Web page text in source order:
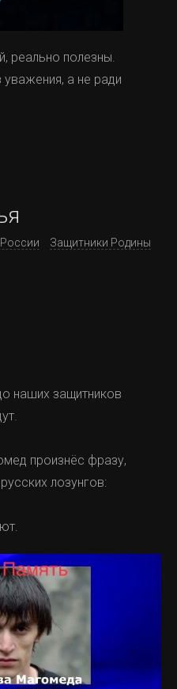
реально полезны.
уважения, а не ради
Защитники Родины
наших защитников
произнёс фразу,
лозунгов: